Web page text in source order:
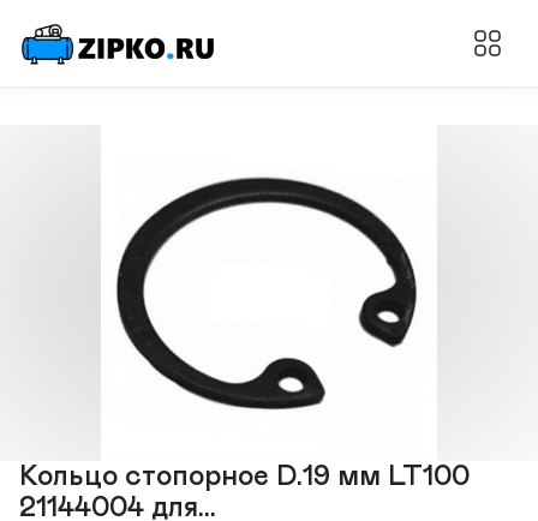
Кольцо стопорное D.19 мм LT100
21144004 для...